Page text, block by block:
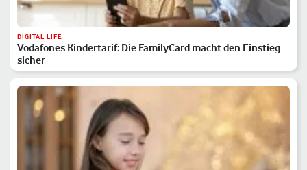
DIGITAL LIFE
Vodafones Kindertarif: Die FamilyCard macht den Einstieg
sicher